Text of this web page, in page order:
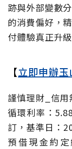
跡與外部變數
的消費偏好，
付體驗真正升
【立即申辦
謹慎理財_信用
循環利率：
訂，基準日：
預借現金約